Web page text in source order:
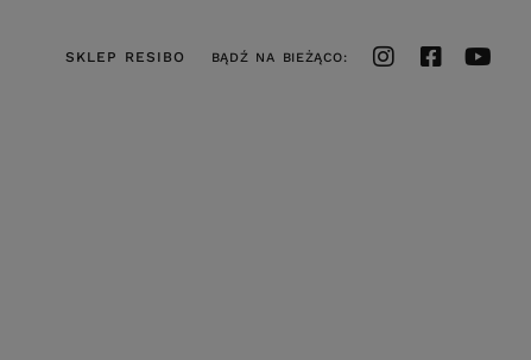
SKLEP RESIBO BĄDŹ NA BIEŻĄCO: